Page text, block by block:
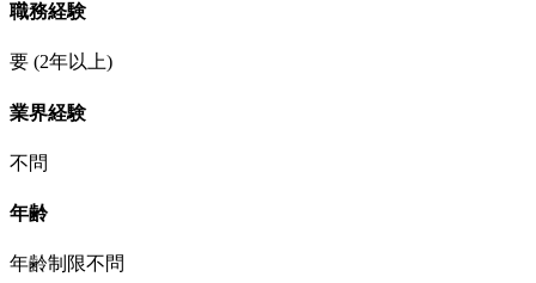
職務経験
要 (2年以上)
業界経験
不問
年齢
年齢制限不問